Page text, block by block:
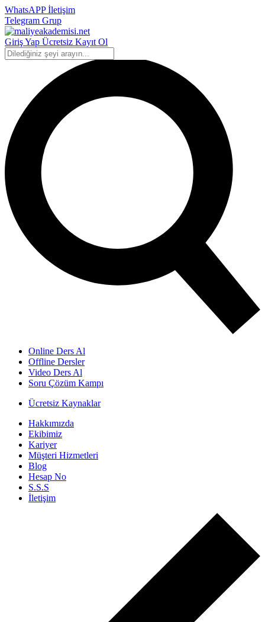
WhatsAPP İletişim
Telegram Grup
Giriş Yap Ücretsiz Kayıt Ol
Online Ders Al
Offline Dersler
Video Ders Al
Soru Çözüm Kampı
Ücretsiz Kaynaklar
Hakkımızda
Ekibimiz
Kariyer
Müşteri Hizmetleri
Blog
Hesap No
S.S.S
İletişim